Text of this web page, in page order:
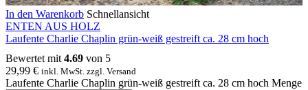
In den Warenkorb Schnellansicht
ENTEN AUS HOLZ
Laufente Charlie Chaplin grün-weiß gestreift ca. 28 cm hoch
Bewertet mit 4.69 von 5
29,99 € inkl. MwSt. zzgl. Versand
Laufente Charlie Chaplin grün-weiß gestreift ca. 28 cm hoch Menge